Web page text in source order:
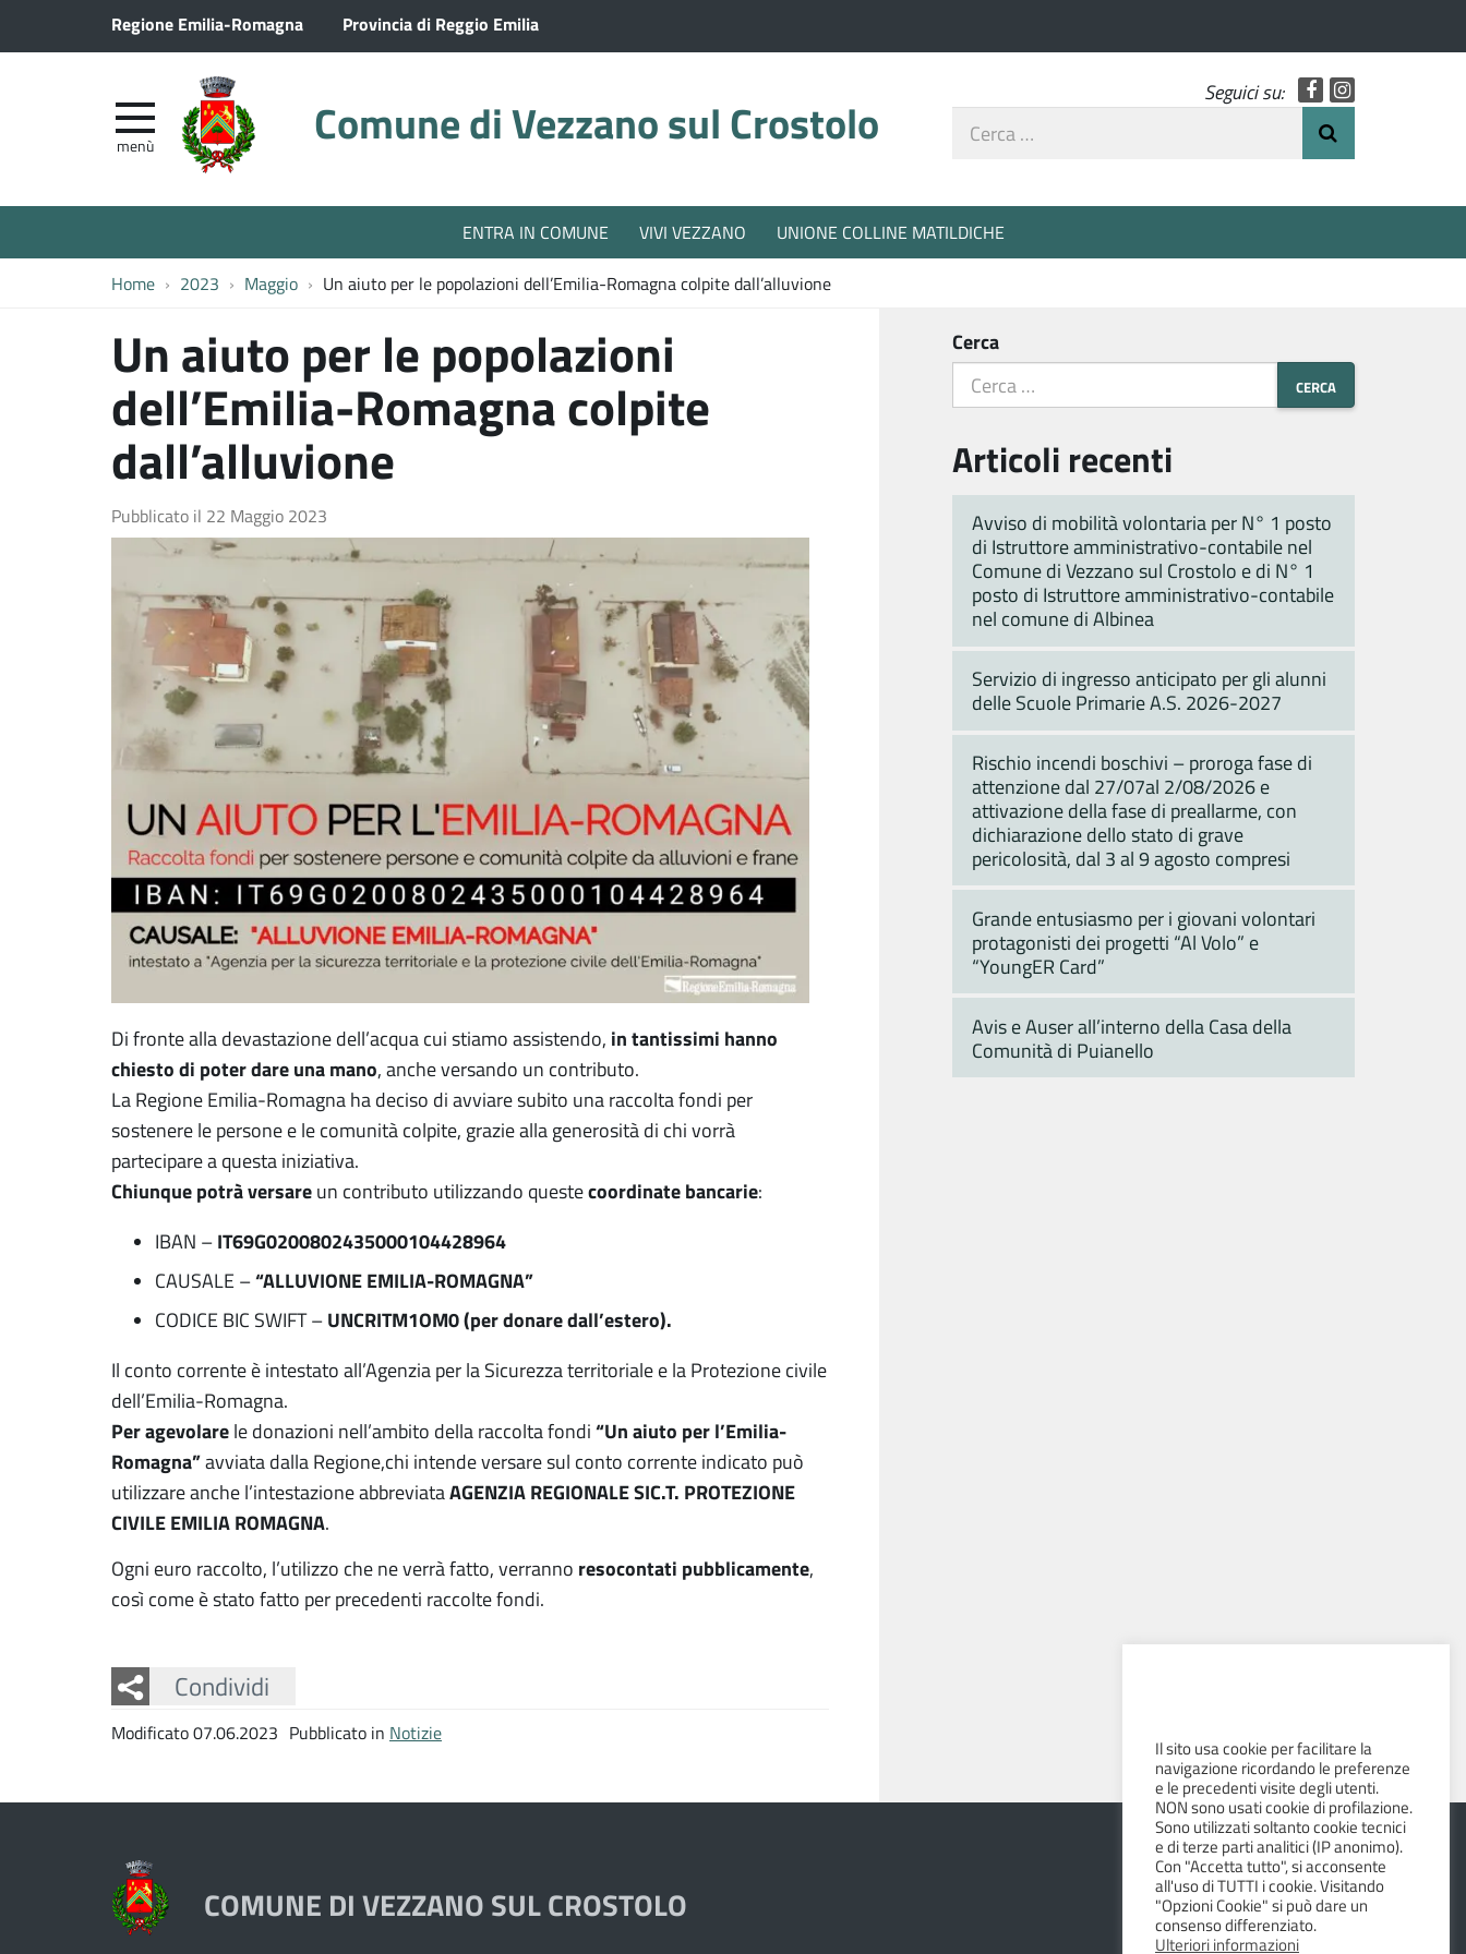
Regione Emilia-Romagna Provincia di Reggio Emilia
Comune di Vezzano sul Crostolo
menù
Seguici su: Facebook
Cerca
ENTRA IN COMUNE VIVI VEZZANO UNIONE COLLINE MATILDICHE
Home 2023 Maggio Un aiuto per le popolazioni dell’Emilia-Romagna colpite dall’alluvione
Un aiuto per le popolazioni
dell’Emilia-Romagna colpite
dall’alluvione
Pubblicato il 22 Maggio 2023
Di fronte alla devastazione dell’acqua cui stiamo assistendo, in tantissimi hanno
chiesto di poter dare una mano, anche versando un contributo.
La Regione Emilia-Romagna ha deciso di avviare subito una raccolta fondi per
sostenere le persone e le comunità colpite, grazie alla generosità di chi vorrà
partecipare a questa iniziativa.
Chiunque potrà versare un contributo utilizzando questecoordinate bancarie:
IBAN – IT69G0200802435000104428964
CAUSALE –“ALLUVIONE EMILIA-ROMAGNA”
CODICE BIC SWIFT – UNCRITM1OM0 (per donare dall’estero).
Il conto corrente è intestato all’Agenzia per la Sicurezza territoriale e la Protezione civile
dell’Emilia-Romagna.
Per agevolare le donazioni nell’ambito della raccolta fondi “Un aiuto per l’Emilia-
Romagna”avviata dalla Regione,chi intende versare sul conto corrente indicato può
utilizzare anche l’intestazione abbreviata AGENZIA REGIONALE SIC.T. PROTEZIONE
CIVILE EMILIA ROMAGNA.
Ogni euro raccolto, l’utilizzo che ne verrà fatto, verranno resocontati pubblicamente,
così come è stato fatto per precedenti raccolte fondi.
Condividi
Facebook
Twitter
Whatsapp
Modificato 07.06.2023 Pubblicato in Notizie
Cerca
Articoli recenti
Avviso di mobilità volontaria per N° 1 posto
di Istruttore amministrativo-contabile nel
Comune di Vezzano sul Crostolo e di N° 1
posto di Istruttore amministrativo-contabile
nel comune di Albinea
Servizio di ingresso anticipato per gli alunni
delle Scuole Primarie A.S. 2026-2027
Rischio incendi boschivi – proroga fase di
attenzione dal 27/07al 2/08/2026 e
attivazione della fase di preallarme, con
dichiarazione dello stato di grave
pericolosità, dal 3 al 9 agosto compresi
Grande entusiasmo per i giovani volontari
protagonisti dei progetti “Al Volo” e
“YoungER Card”
Avis e Auser all’interno della Casa della
Comunità di Puianello
COMUNE DI VEZZANO SUL CROSTOLO
Il sito usa cookie per facilitare la
navigazione ricordando le preferenze
e le precedenti visite degli utenti.
NON sono usati cookie di profilazione.
Sono utilizzati soltanto cookie tecnici
e di terze parti analitici (IP anonimo).
Con "Accetta tutto", si acconsente
all'uso di TUTTI i cookie. Visitando
"Opzioni Cookie" si può dare un
consenso differenziato.
Ulteriori informazioni